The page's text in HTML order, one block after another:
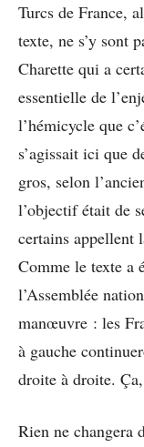
Turcs de France,
texte, ne s’y sont
Charette qui a
essentielle de
l’hémicycle que
s’agissait ici que
gros, selon
l’objectif était de
certains appellent
Comme le texte a
l’Assemblée
manœuvre : les
à gauche
droite à droite.
Rien ne changera